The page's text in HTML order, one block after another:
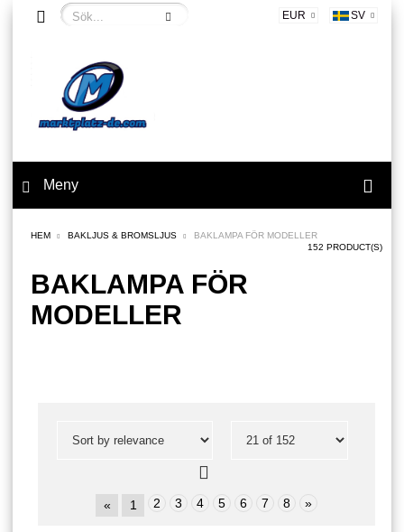
EUR SV
Meny
HEM BAKLJUS & BROMSLJUS
BAKLAMPA FÖR MODELLER
152 PRODUCT(S)
BAKLAMPA FÖR
MODELLER
« 1 2 3 4 5 6 7 8 »